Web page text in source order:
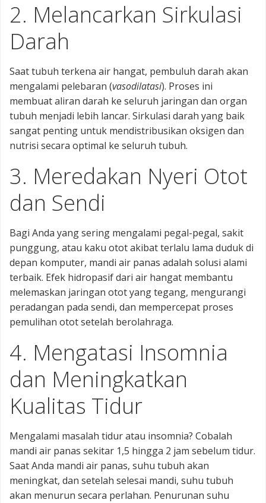
2. Melancarkan Sirkulasi
Darah
Saat tubuh terkena air hangat, pembuluh darah akan
mengalami pelebaran (vasodilatasi). Proses ini
membuat aliran darah ke seluruh jaringan dan organ
tubuh menjadi lebih lancar. Sirkulasi darah yang baik
sangat penting untuk mendistribusikan oksigen dan
nutrisi secara optimal ke seluruh tubuh.
3. Meredakan Nyeri Otot
dan Sendi
Bagi Anda yang sering mengalami pegal-pegal, sakit
punggung, atau kaku otot akibat terlalu lama duduk di
depan komputer, mandi air panas adalah solusi alami
terbaik. Efek hidropasif dari air hangat membantu
melemaskan jaringan otot yang tegang, mengurangi
peradangan pada sendi, dan mempercepat proses
pemulihan otot setelah berolahraga.
4. Mengatasi Insomnia
dan Meningkatkan
Kualitas Tidur
Mengalami masalah tidur atau insomnia? Cobalah
mandi air panas sekitar 1,5 hingga 2 jam sebelum tidur.
Saat Anda mandi air panas, suhu tubuh akan
meningkat, dan setelah selesai mandi, suhu tubuh
akan menurun secara perlahan. Penurunan suhu